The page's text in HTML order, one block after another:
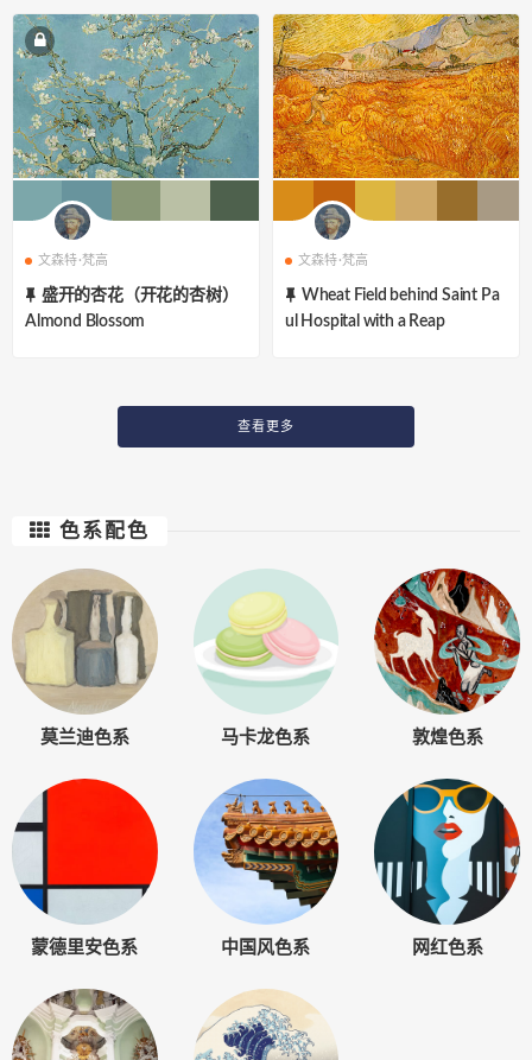
文森特·梵高
盛开的杏花（开花的杏树）
Almond Blossom
文森特·梵高
Wheat Field behind Saint Pa
ul Hospital with a Reap
查看更多
色系配色
莫兰迪色系 马卡龙色系 敦煌色系
蒙德里安色系 中国风色系 网红色系